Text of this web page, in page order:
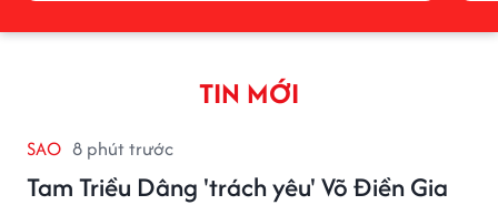
TIN MỚI
SAO 8 phút trước
Tam Triều Dâng 'trách yêu' Võ Điền Gia